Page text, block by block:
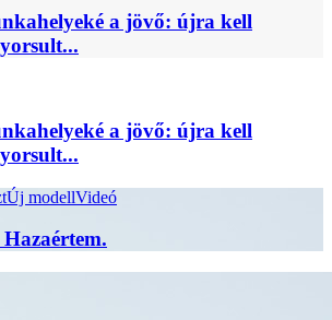
a jövő: újra kell
a jövő: újra kell
Új modellVideó